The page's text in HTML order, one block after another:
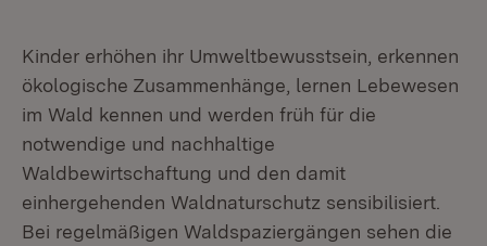
Kinder erhöhen ihr Umweltbewusstsein, erkennen
ökologische Zusammenhänge, lernen Lebewesen
im Wald kennen und werden früh für die
notwendige und nachhaltige
Waldbewirtschaftung und den damit
einhergehenden Waldnaturschutz sensibilisiert.
Bei regelmäßigen Waldspaziergängen sehen die